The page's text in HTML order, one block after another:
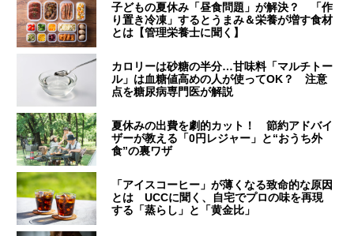
子どもの夏休み「昼食問題」が解決？ 「作
り置き冷凍」するとうまみ＆栄養が増す食材
とは【管理栄養士に聞く】
カロリーは砂糖の半分…甘味料「マルチトー
ル」は血糖値高めの人が使ってOK？ 注意
点を糖尿病専門医が解説
夏休みの出費を劇的カット！ 節約アドバイ
ザーが教える「0円レジャー」と“おうち外
食”の裏ワザ
「アイスコーヒー」が薄くなる致命的な原因
とは UCCに聞く、自宅でプロの味を再現
する「蒸らし」と「黄金比」